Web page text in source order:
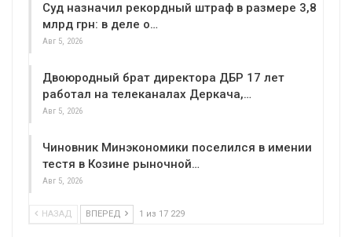
Суд назначил рекордный штраф в размере 3,8
млрд грн: в деле о…
Авг 5, 2026
Двоюродный брат директора ДБР 17 лет
работал на телеканалах Деркача,…
Авг 5, 2026
Чиновник Минэкономики поселился в имении
тестя в Козине рыночной…
Авг 5, 2026
НАЗАД ВПЕРЕД 1 из 17 229